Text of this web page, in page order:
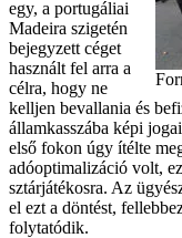
egy, a portugáliai
Madeira szigetén
bejegyzett céget
használt fel arra a
célra, hogy ne
kelljen bevallania és
államkasszába képi
első fokon úgy ítélte
adóoptimalizáció volt,
sztárjátékosra. Az
el ezt a döntést,
folytatódik.